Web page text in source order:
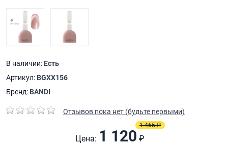
В наличии: Есть
Артикул: BGXX156
Бренд: BANDI
Отзывов пока нет (будьте первыми)
Цена: 1 120 ₽
1 465 ₽